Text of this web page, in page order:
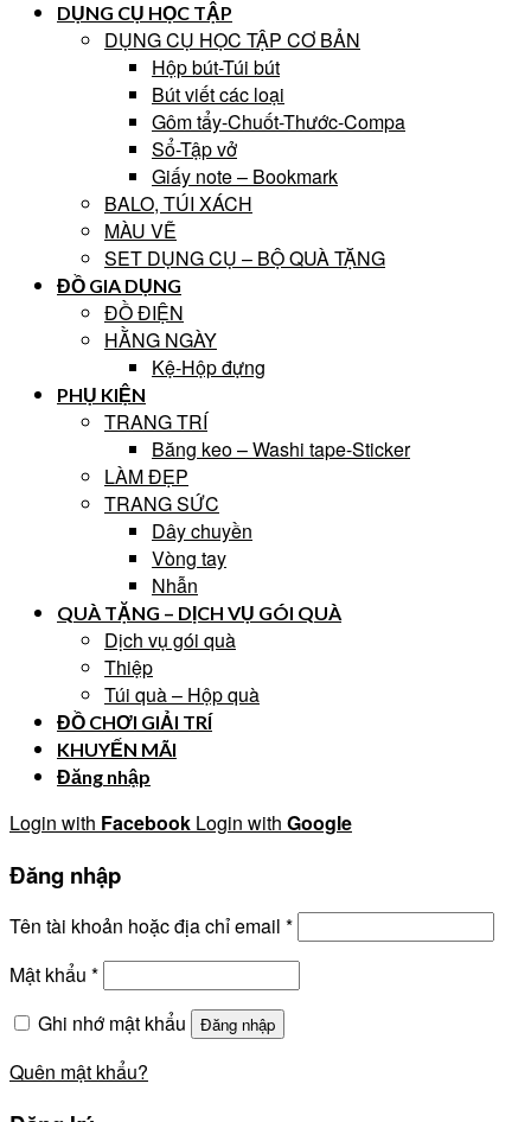
DỤNG CỤ HỌC TẬP
DỤNG CỤ HỌC TẬP CƠ BẢN
Hộp bút-Túi bút
Bút viết các loại
Gôm tẩy-Chuốt-Thước-Compa
Sổ-Tập vở
Giấy note – Bookmark
BALO, TÚI XÁCH
MÀU VẼ
SET DỤNG CỤ – BỘ QUÀ TẶNG
ĐỒ GIA DỤNG
ĐỒ ĐIỆN
HẰNG NGÀY
Kệ-Hộp đựng
PHỤ KIỆN
TRANG TRÍ
Băng keo – Washi tape-Sticker
LÀM ĐẸP
TRANG SỨC
Dây chuyền
Vòng tay
Nhẫn
QUÀ TẶNG – DỊCH VỤ GÓI QUÀ
Dịch vụ gói quà
Thiệp
Túi quà – Hộp quà
ĐỒ CHƠI GIẢI TRÍ
KHUYẾN MÃI
Đăng nhập
Login with Facebook Login with Google
Đăng nhập
Tên tài khoản hoặc địa chỉ email *
Mật khẩu *
Ghi nhớ mật khẩu
Đăng nhập
Quên mật khẩu?